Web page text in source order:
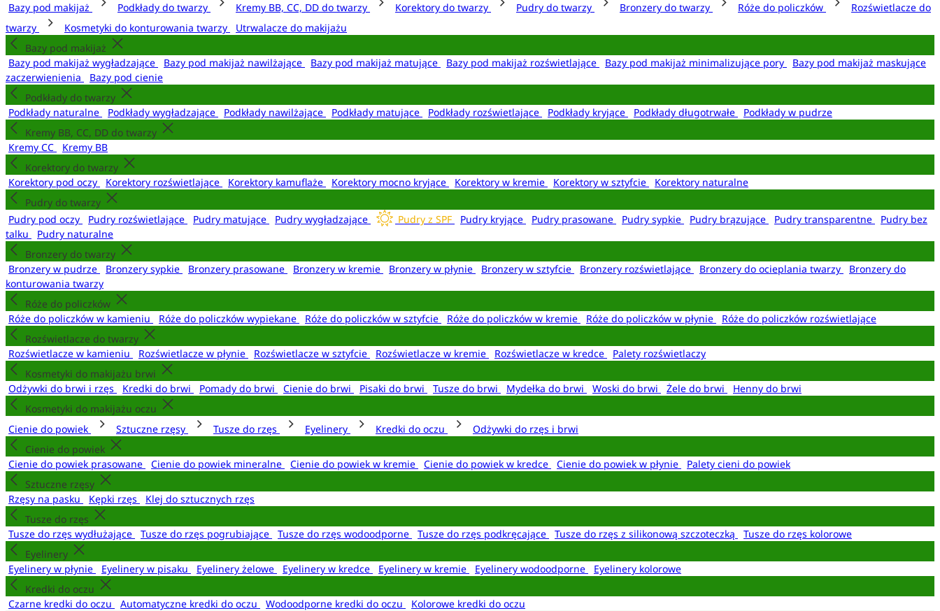
Bazy pod makijaż
Podkłady do twarzy Kremy BB, CC, DD do twarzy Korektory do twarzy Pudry do twarzy Bronzery do twarzy Róże do policzków
Rozświetlacze do
twarzy
Kosmetyki do konturowania twarzy
Utrwalacze do makijażu
Bazy pod makijaż
Bazy pod makijaż wygładzające
Bazy pod makijaż nawilżające Bazy pod makijaż matujące Bazy pod makijaż rozświetlające Bazy pod makijaż minimalizujące pory
Bazy pod makijaż maskujące
zaczerwienienia
Bazy pod cienie
Podkłady do twarzy
Podkłady naturalne
Podkłady wygładzające Podkłady nawilżające Podkłady matujące Podkłady rozświetlające Podkłady kryjące Podkłady długotrwałe
Podkłady w pudrze
Kremy BB, CC, DD do twarzy
Kremy CC
Kremy BB
Korektory do twarzy
Korektory pod oczy
Korektory rozświetlające Korektory kamuflaże Korektory mocno kryjące Korektory w kremie Korektory w sztyfcie
Korektory naturalne
Pudry do twarzy
Pudry pod oczy
Pudry rozświetlające Pudry matujące Pudry wygładzające Pudry z SPF Pudry kryjące Pudry prasowane Pudry sypkie Pudry brązujące Pudry transparentne
Pudry bez
talku
Pudry naturalne
Bronzery do twarzy
Bronzery w pudrze
Bronzery sypkie Bronzery prasowane Bronzery w kremie Bronzery w płynie Bronzery w sztyfcie Bronzery rozświetlające Bronzery do ocieplania twarzy
Bronzery do
konturowania twarzy
Róże do policzków
Róże do policzków w kamieniu
Róże do policzków wypiekane Róże do policzków w sztyfcie Róże do policzków w kremie Róże do policzków w płynie
Róże do policzków rozświetlające
Rozświetlacze do twarzy
Rozświetlacze w kamieniu
Rozświetlacze w płynie Rozświetlacze w sztyfcie Rozświetlacze w kremie Rozświetlacze w kredce
Palety rozświetlaczy
Kosmetyki do makijażu brwi
Odżywki do brwi i rzęs
Kredki do brwi Pomady do brwi Cienie do brwi Pisaki do brwi Tusze do brwi Mydełka do brwi Woski do brwi Żele do brwi
Henny do brwi
Kosmetyki do makijażu oczu
Cienie do powiek
Sztuczne rzęsy Tusze do rzęs Eyelinery Kredki do oczu
Odżywki do rzęs i brwi
Cienie do powiek
Cienie do powiek prasowane
Cienie do powiek mineralne Cienie do powiek w kremie Cienie do powiek w kredce Cienie do powiek w płynie
Palety cieni do powiek
Sztuczne rzęsy
Rzęsy na pasku
Kępki rzęs
Klej do sztucznych rzęs
Tusze do rzęs
Tusze do rzęs wydłużające
Tusze do rzęs pogrubiające Tusze do rzęs wodoodporne Tusze do rzęs podkręcające Tusze do rzęs z silikonową szczoteczką
Tusze do rzęs kolorowe
Eyelinery
Eyelinery w płynie
Eyelinery w pisaku Eyelinery żelowe Eyelinery w kredce Eyelinery w kremie Eyelinery wodoodporne
Eyelinery kolorowe
Kredki do oczu
Czarne kredki do oczu
Automatyczne kredki do oczu Wodoodporne kredki do oczu
Kolorowe kredki do oczu